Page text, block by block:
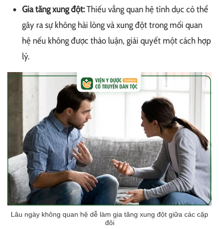
Gia tăng xung đột:Thiếu vắng quan hệ tình dục có thể
gây ra sự không hài lòng và xung đột trong mối quan
hệ nếu không được thảo luận, giải quyết một cách hợp
lý.
Lâu ngày không quan hệ dễ làm gia tăng xung đột giữa các cặp
đôi